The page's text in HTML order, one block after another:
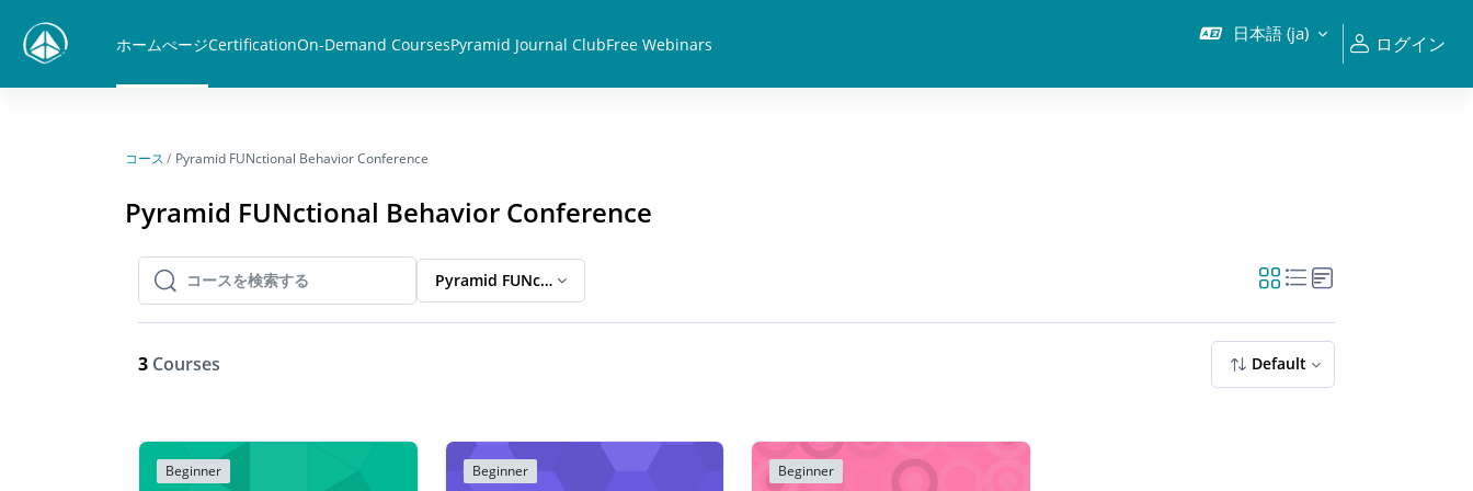
ホームぺージCertificationOn-Demand CoursesPyramid Journal ClubFree Webinars 日本語 ‎(ja)‎ ログイン
コース Pyramid FUNctional Behavior Conference
Pyramid FUNctional Behavior Conference
コースを検索する
コースを検索する Pyramid FUNctional Behavior Conference
3 Courses Default
Beginner Beginner Beginner